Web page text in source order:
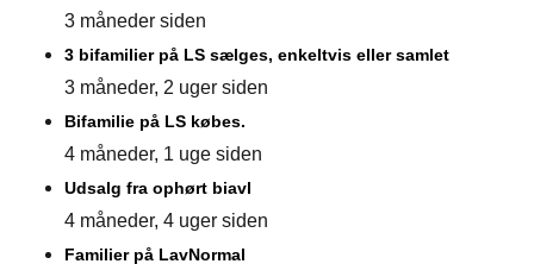
3 måneder siden
3 bifamilier på LS sælges, enkeltvis eller samlet
3 måneder, 2 uger siden
Bifamilie på LS købes.
4 måneder, 1 uge siden
Udsalg fra ophørt biavl
4 måneder, 4 uger siden
Familier på LavNormal